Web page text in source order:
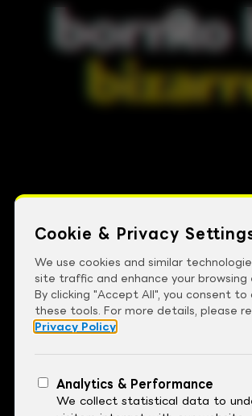
bornto